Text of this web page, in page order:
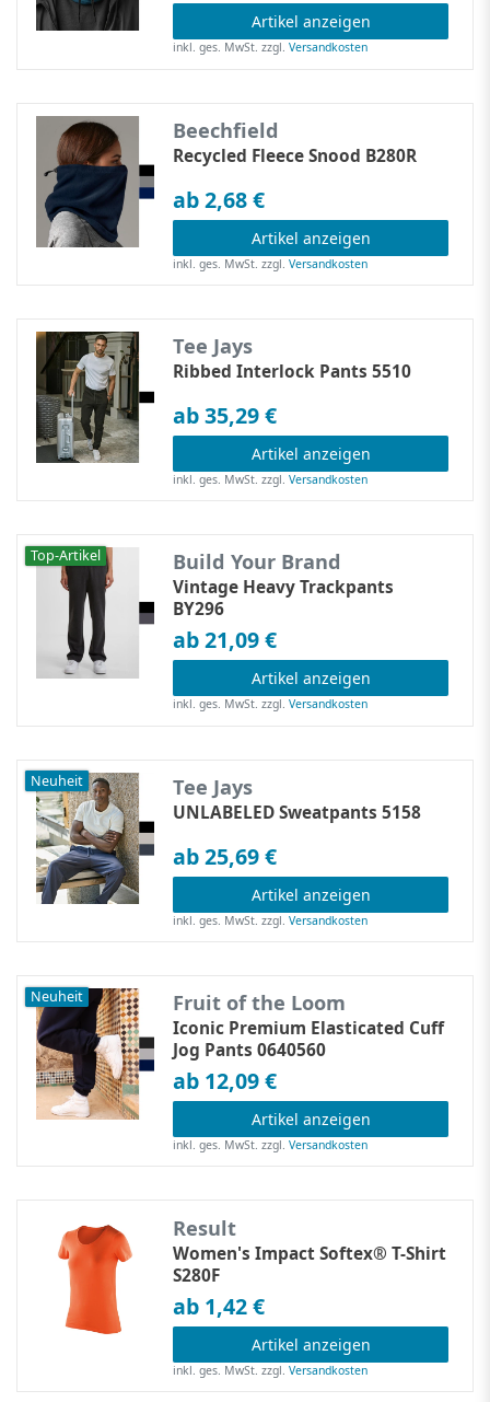
Artikel anzeigen
inkl. ges. MwSt. zzgl.Versandkosten
Beechfield
Recycled Fleece Snood B280R
ab 2,68 €
Artikel anzeigen
inkl. ges. MwSt. zzgl.Versandkosten
Tee Jays
Ribbed Interlock Pants 5510
ab 35,29 €
Artikel anzeigen
inkl. ges. MwSt. zzgl.Versandkosten
Top-Artikel Build Your Brand
Vintage Heavy Trackpants
BY296
ab 21,09 €
Artikel anzeigen
inkl. ges. MwSt. zzgl.Versandkosten
Neuheit Tee Jays
UNLABELED Sweatpants 5158
ab 25,69 €
Artikel anzeigen
inkl. ges. MwSt. zzgl.Versandkosten
Neuheit Fruit of the Loom
Iconic Premium Elasticated Cuff
Jog Pants 0640560
ab 12,09 €
Artikel anzeigen
inkl. ges. MwSt. zzgl.Versandkosten
Result
Women's Impact Softex® T-Shirt
S280F
ab 1,42 €
Artikel anzeigen
inkl. ges. MwSt. zzgl.Versandkosten